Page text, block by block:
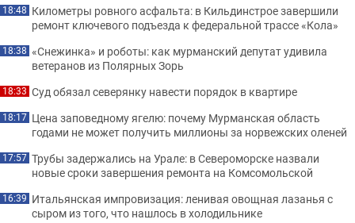
18:48 Километры ровного асфальта: в Кильдинстрое завершили
ремонт ключевого подъезда к федеральной трассе «Кола»
18:38 «Снежинка» и роботы: как мурманский депутат удивила
ветеранов из Полярных Зорь
18:33 Суд обязал северянку навести порядок в квартире
18:17 Цена заповедному ягелю: почему Мурманская область
годами не может получить миллионы за норвежских оленей
17:57 Трубы задержались на Урале: в Североморске назвали
новые сроки завершения ремонта на Комсомольской
16:39 Итальянская импровизация: ленивая овощная лазанья с
сыром из того, что нашлось в холодильнике